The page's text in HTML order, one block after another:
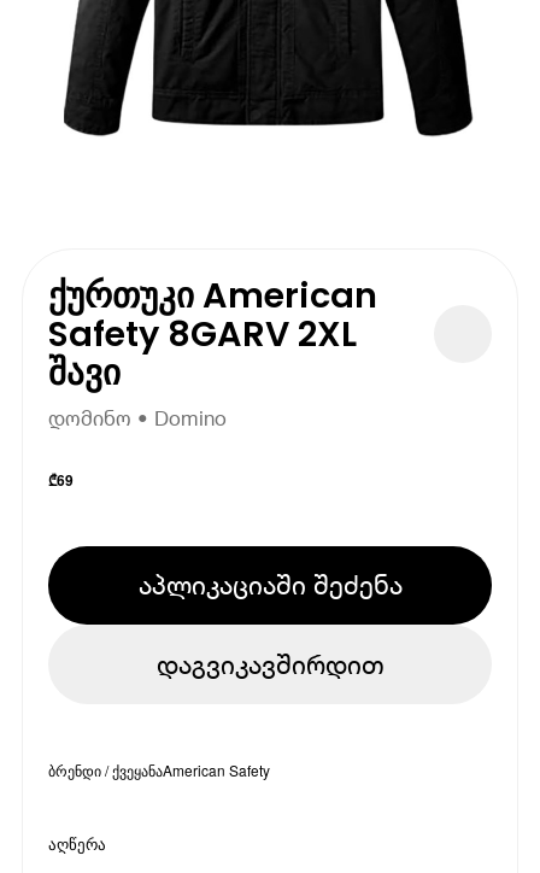
ქურთუკი American
Safety 8GARV 2XL
შავი
დომინო • Domino
₾69
აპლიკაციაში შეძენა
დაგვიკავშირდით
ბრენდი / ქვეყანაAmerican Safety
აღწერა